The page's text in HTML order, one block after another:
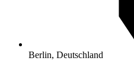
Berlin, Deutschland